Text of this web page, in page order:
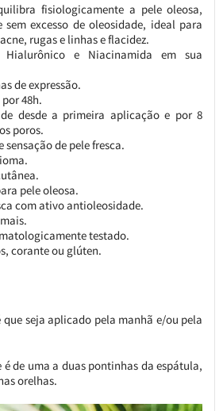
fisiologicamente a pele oleosa,
excesso de oleosidade, ideal para
rugas e linhas e flacidez.
e Niacinamida em sua
de expressão.
48h.
desde a primeira aplicação e por 8
poros.
de pele fresca.
pele oleosa.
com ativo antioleosidade.
testado.
corante ou glúten.
que seja aplicado pela manhã e/ou pela
de uma a duas pontinhas da espátula,
orelhas.